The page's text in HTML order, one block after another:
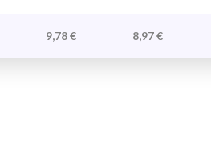
9,78€ 8,97€